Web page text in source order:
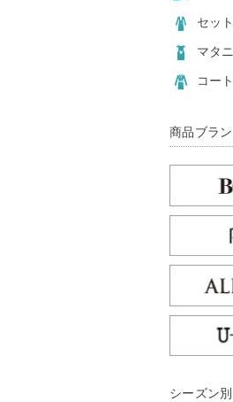
セッ
マタ
コート
商品ブラ
シーズン